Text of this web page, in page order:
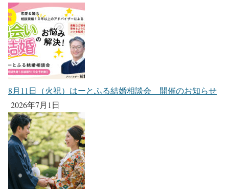
8月11日（火祝）はーとふる結婚相談会 開催のお知らせ
2026年7月1日